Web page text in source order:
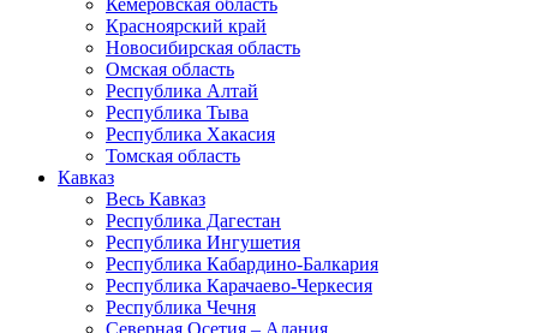
Кемеровская область
Красноярский край
Новосибирская область
Омская область
Республика Алтай
Республика Тыва
Республика Хакасия
Томская область
Кавказ
Весь Кавказ
Республика Дагестан
Республика Ингушетия
Республика Кабардино-Балкария
Республика Карачаево-Черкесия
Республика Чечня
Северная Осетия – Алания